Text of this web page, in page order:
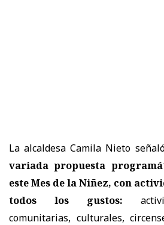
La alcaldesa Camila Nieto
variada propuesta
este Mes de la Niñez, con
todos los gustos:
comunitarias, culturales,